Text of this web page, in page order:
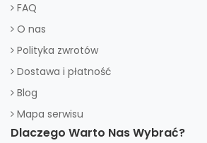
FAQ
O nas
Polityka zwrotów
Dostawa i płatność
Blog
Mapa serwisu
Dlaczego Warto Nas Wybrać?